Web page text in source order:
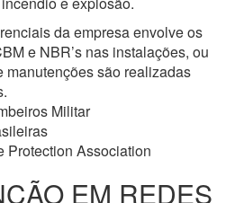
da empresa envolve os
e NBR’s nas instalações, ou
manutenções são realizadas
Militar
Protection Association
EM REDES